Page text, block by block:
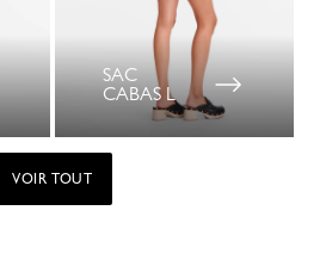
SAC
CABAS L
VOIR TOUT